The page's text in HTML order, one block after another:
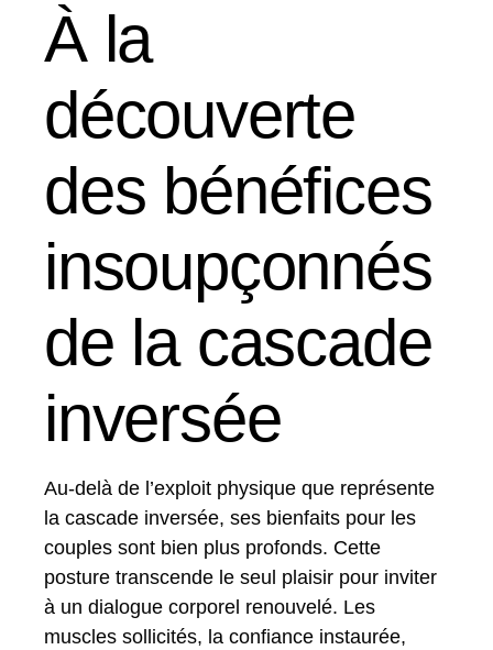
À la
découverte
des bénéfices
insoupçonnés
de la cascade
inversée
Au-delà de l’exploit physique que représente
la cascade inversée, ses bienfaits pour les
couples sont bien plus profonds. Cette
posture transcende le seul plaisir pour inviter
à un dialogue corporel renouvelé. Les
muscles sollicités, la confiance instaurée,